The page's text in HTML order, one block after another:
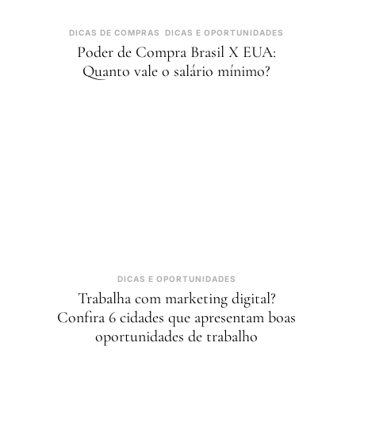
DICAS DE COMPRAS DICAS E OPORTUNIDADES
Poder de Compra Brasil X EUA:
Quanto vale o salário mínimo?
DICAS E OPORTUNIDADES
Trabalha com marketing digital?
Confira 6 cidades que apresentam boas
oportunidades de trabalho